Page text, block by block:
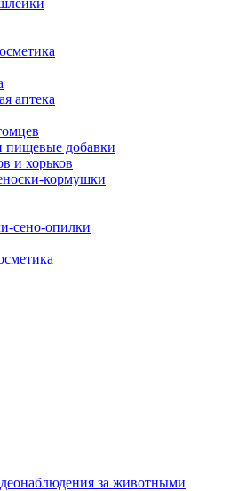
аптека
добавки
и хорьков
кормушки
сено-опилки
за животными